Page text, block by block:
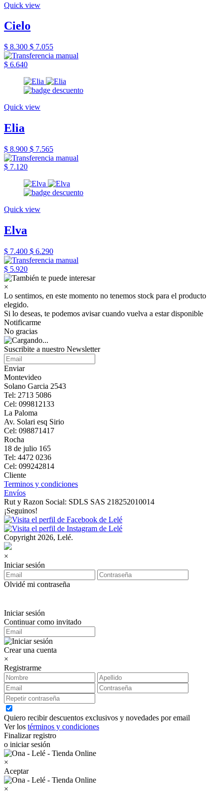
Quick view
Cielo
$ 8.300 $ 7.055
$ 6.640
Quick view
Elia
$ 8.900 $ 7.565
$ 7.120
Quick view
Elva
$ 7.400 $ 6.290
$ 5.920
×
Lo sentimos, en este momento no tenemos stock para el producto
elegido.
Si lo deseas, te podemos avisar cuando vuelva a estar disponible
Notificarme
No gracias
Suscribite a nuestro Newsletter
Enviar
Montevideo
Solano Garcia 2543
Tel: 2713 5086
Cel: 099812133
La Paloma
Av. Solari esq Sirio
Cel: 098871417
Rocha
18 de julio 165
Tel: 4472 0236
Cel: 099242814
Cliente
Terminos y condiciones
Envíos
Rut y Razon Social: SDLS SAS 218252010014
¡Seguinos!
Copyright 2026, Lelé.
×
Iniciar sesión
Olvidé mi contraseña
Iniciar sesión
Continuar como invitado
Crear una cuenta
×
Registrarme
Quiero recibir descuentos exclusivos y novedades por email
Ver los términos y condiciones
Finalizar registro
o iniciar sesión
×
Aceptar
×